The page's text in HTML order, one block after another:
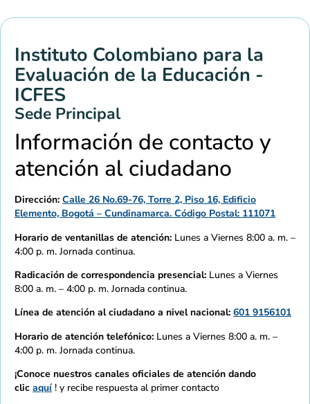
Instituto Colombiano para la
Evaluación de la Educación -
ICFES
Sede Principal
Información de contacto y
atención al ciudadano
Dirección: Calle 26 No.69-76, Torre 2, Piso 16, Edificio
Elemento, Bogotá – Cundinamarca. Código Postal: 111071
Horario de ventanillas de atención: Lunes a Viernes 8:00 a. m. –
4:00 p. m. Jornada continua.
Radicación de correspondencia presencial: Lunes a Viernes
8:00 a. m. – 4:00 p. m. Jornada continua.
Línea de atención al ciudadano a nivel nacional: 601 9156101
Horario de atención telefónico: Lunes a Viernes 8:00 a. m. –
4:00 p. m. Jornada continua.
¡Conoce nuestros canales oficiales de atención dando
clic aquí ! y recibe respuesta al primer contacto